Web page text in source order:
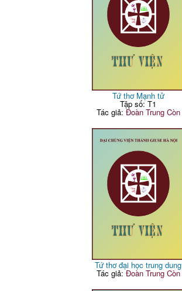
Tứ thơ Mạnh tử
Tập số: T1
Tác giả: Đoàn Trung Còn
Tứ thơ đại học trung dung
Tác giả:Đoàn Trung Còn